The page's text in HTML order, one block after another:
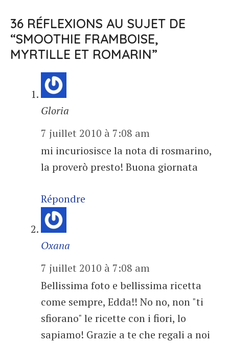
36 RÉFLEXIONS AU SUJET DE
“SMOOTHIE FRAMBOISE,
MYRTILLE ET ROMARIN”
Gloria
7 juillet 2010 à 7:08 am
mi incuriosisce la nota di rosmarino,
la proverò presto! Buona giornata
Répondre
Oxana
7 juillet 2010 à 7:08 am
Bellissima foto e bellissima ricetta
come sempre, Edda!! No no, non "ti
sfiorano" le ricette con i fiori, lo
sapiamo! Grazie a te che regali a noi